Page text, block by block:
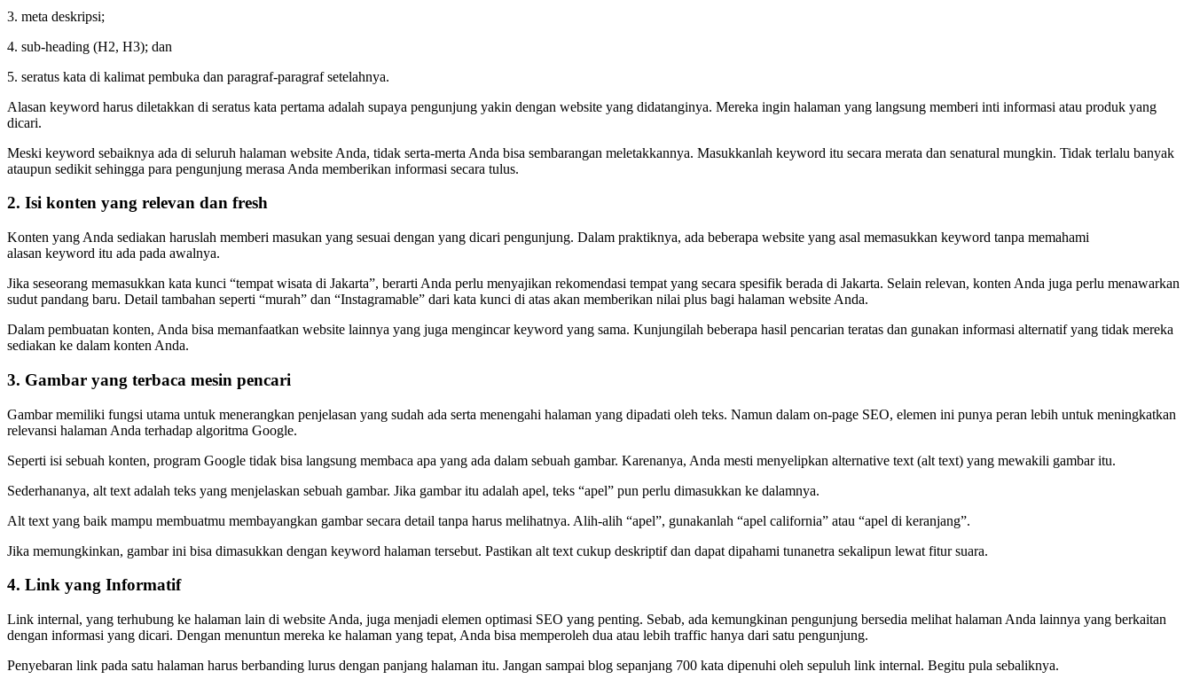
3. meta deskripsi;
4. sub-heading (H2, H3); dan
5. seratus kata di kalimat pembuka dan paragraf-paragraf setelahnya.
Alasan keyword harus diletakkan di seratus kata pertama adalah supaya pengunjung yakin dengan website yang didatanginya. Mereka ingin halaman yang langsung memberi inti informasi atau produk yang
dicari.
Meski keyword sebaiknya ada di seluruh halaman website Anda, tidak serta-merta Anda bisa sembarangan meletakkannya. Masukkanlah keyword itu secara merata dan senatural mungkin. Tidak terlalu banyak
ataupun sedikit sehingga para pengunjung merasa Anda memberikan informasi secara tulus.
2. Isi konten yang relevan dan fresh
Konten yang Anda sediakan haruslah memberi masukan yang sesuai dengan yang dicari pengunjung. Dalam praktiknya, ada beberapa website yang asal memasukkan keyword tanpa memahami
alasan keyword itu ada pada awalnya.
Jika seseorang memasukkan kata kunci “tempat wisata di Jakarta”, berarti Anda perlu menyajikan rekomendasi tempat yang secara spesifik berada di Jakarta. Selain relevan, konten Anda juga perlu menawarkan
sudut pandang baru. Detail tambahan seperti “murah” dan “Instagramable” dari kata kunci di atas akan memberikan nilai plus bagi halaman website Anda.
Dalam pembuatan konten, Anda bisa memanfaatkan website lainnya yang juga mengincar keyword yang sama. Kunjungilah beberapa hasil pencarian teratas dan gunakan informasi alternatif yang tidak mereka
sediakan ke dalam konten Anda.
3. Gambar yang terbaca mesin pencari
Gambar memiliki fungsi utama untuk menerangkan penjelasan yang sudah ada serta menengahi halaman yang dipadati oleh teks. Namun dalam on-page SEO, elemen ini punya peran lebih untuk meningkatkan
relevansi halaman Anda terhadap algoritma Google.
Seperti isi sebuah konten, program Google tidak bisa langsung membaca apa yang ada dalam sebuah gambar. Karenanya, Anda mesti menyelipkan alternative text (alt text) yang mewakili gambar itu.
Sederhananya, alt text adalah teks yang menjelaskan sebuah gambar. Jika gambar itu adalah apel, teks “apel” pun perlu dimasukkan ke dalamnya.
Alt text yang baik mampu membuatmu membayangkan gambar secara detail tanpa harus melihatnya. Alih-alih “apel”, gunakanlah “apel california” atau “apel di keranjang”.
Jika memungkinkan, gambar ini bisa dimasukkan dengan keyword halaman tersebut. Pastikan alt text cukup deskriptif dan dapat dipahami tunanetra sekalipun lewat fitur suara.
4. Link yang Informatif
Link internal, yang terhubung ke halaman lain di website Anda, juga menjadi elemen optimasi SEO yang penting. Sebab, ada kemungkinan pengunjung bersedia melihat halaman Anda lainnya yang berkaitan
dengan informasi yang dicari. Dengan menuntun mereka ke halaman yang tepat, Anda bisa memperoleh dua atau lebih traffic hanya dari satu pengunjung.
Penyebaran link pada satu halaman harus berbanding lurus dengan panjang halaman itu. Jangan sampai blog sepanjang 700 kata dipenuhi oleh sepuluh link internal. Begitu pula sebaliknya.